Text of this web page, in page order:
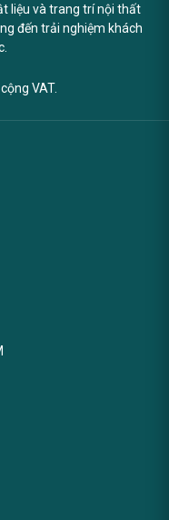
liệu và trang trí nội thất
đến trải nghiệm khách
VAT.